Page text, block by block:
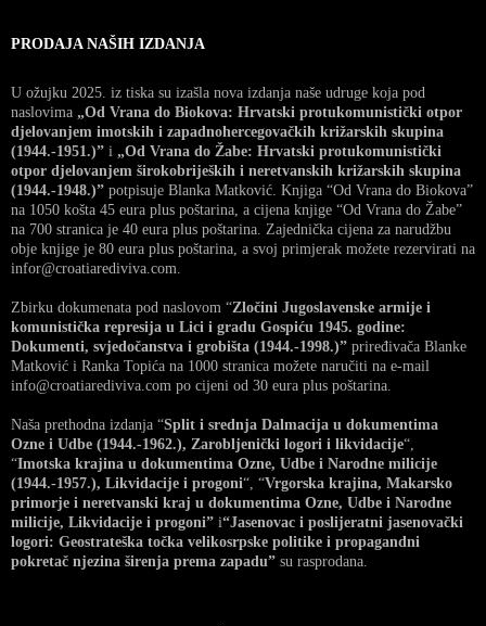
PRODAJA NAŠIH IZDANJA
U ožujku 2025. iz tiska su izašla nova izdanja naše udruge koja pod
naslovima „Od Vrana do Biokova: Hrvatski protukomunistički otpor
djelovanjem imotskih i zapadnohercegovačkih križarskih skupina
(1944.-1951.)” i „Od Vrana do Žabe: Hrvatski protukomunistički
otpor djelovanjem širokobrijeških i neretvanskih križarskih skupina
(1944.-1948.)” potpisuje Blanka Matković. Knjiga “Od Vrana do Biokova”
na 1050 košta 45 eura plus poštarina, a cijena knjige “Od Vrana do Žabe”
na 700 stranica je 40 eura plus poštarina. Zajednička cijena za narudžbu
obje knjige je 80 eura plus poštarina, a svoj primjerak možete rezervirati na
infor@croatiarediviva.com.
Zbirku dokumenata pod naslovom “Zločini Jugoslavenske armije i
komunistička represija u Lici i gradu Gospiću 1945. godine:
Dokumenti, svjedočanstva i grobišta (1944.-1998.)” priređivača Blanke
Matković i Ranka Topića na 1000 stranica možete naručiti na e-mail
info@croatiarediviva.com po cijeni od 30 eura plus poštarina.
Naša prethodna izdanja “Split i srednja Dalmacija u dokumentima
Ozne i Udbe (1944.-1962.), Zarobljenički logori i likvidacije“,
“Imotska krajina u dokumentima Ozne, Udbe i Narodne milicije
(1944.-1957.), Likvidacije i progoni“, “Vrgorska krajina, Makarsko
primorje i neretvanski kraj u dokumentima Ozne, Udbe i Narodne
milicije, Likvidacije i progoni” i“Jasenovac i poslijeratni jasenovački
logori: Geostrateška točka velikosrpske politike i propagandni
pokretač njezina širenja prema zapadu” su rasprodana.